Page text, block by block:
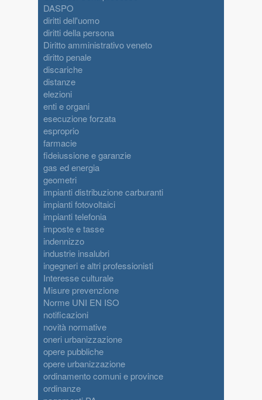
DASPO
diritti dell'uomo
diritti della persona
Diritto amministrativo veneto
diritto penale
discariche
distanze
elezioni
enti e organi
esecuzione forzata
esproprio
farmacie
fideiussione e garanzie
gas ed energia
geometri
impianti distribuzione carburanti
impianti fotovoltaici
impianti telefonia
imposte e tasse
indennizzo
industrie insalubri
ingegneri e altri professionisti
Interesse culturale
Misure prevenzione
Norme UNI EN ISO
notificazioni
novità normative
oneri urbanizzazione
opere pubbliche
opere urbanizzazione
ordinamento comuni e province
ordinanze